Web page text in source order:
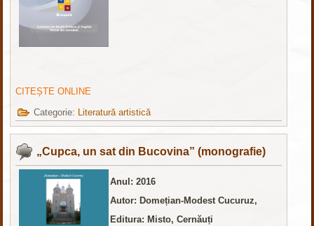
CITEȘTE ONLINE
Categorie:
Literatură artistică
„Cupca, un sat din Bucovina” (monografie)
Anul: 2016
Autor: Domețian-Modest Cucuruz,
Editura: Misto, Cernăuți